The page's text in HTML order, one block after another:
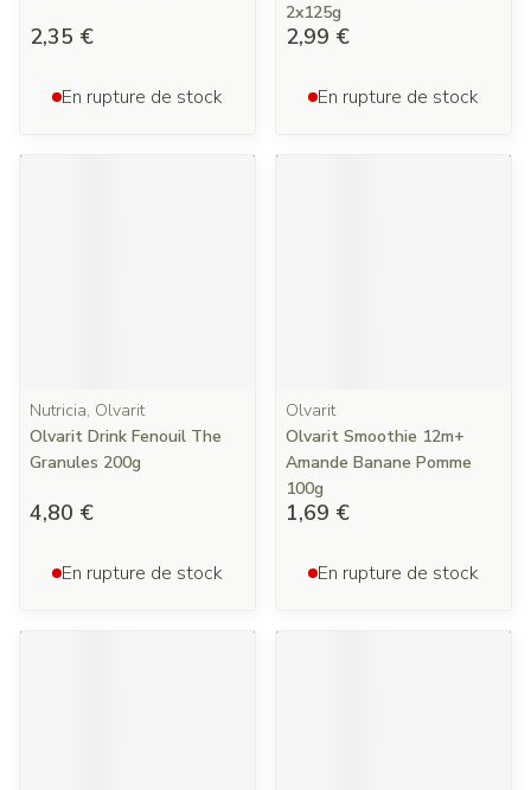
2,35 €
En rupture de stock
2x125g
2,99 €
En rupture de stock
Nutricia, Olvarit
Olvarit Drink Fenouil The
Granules 200g
4,80 €
En rupture de stock
Olvarit
Olvarit Smoothie 12m+
Amande Banane Pomme
100g
1,69 €
En rupture de stock